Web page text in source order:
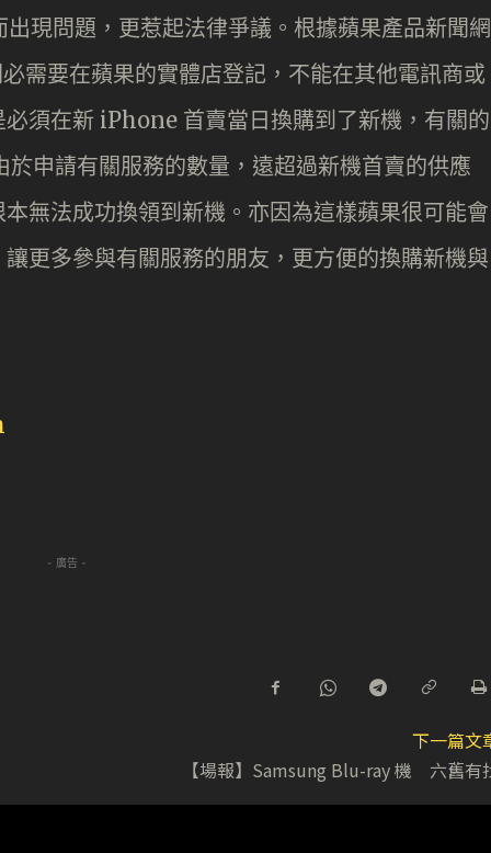
現問題，更惹起法律爭議。根據蘋果產品新聞網
需要在蘋果的實體店登記，不能在其他電訊商或
須在新 iPhone 首賣當日換購到了新機，有關的
申請有關服務的數量，遠超過新機首賣的供應
無法成功換領到新機。亦因為這樣蘋果很可能會
更多參與有關服務的朋友，更方便的換購新機與
- 廣告 -
下一篇文
【場報】Samsung Blu-ray 機 六舊有